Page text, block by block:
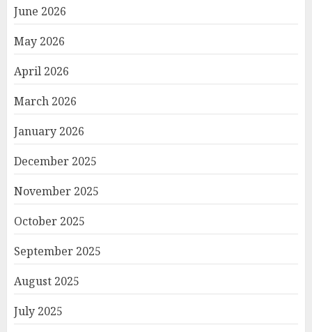
June 2026
May 2026
April 2026
March 2026
January 2026
December 2025
November 2025
October 2025
September 2025
August 2025
July 2025